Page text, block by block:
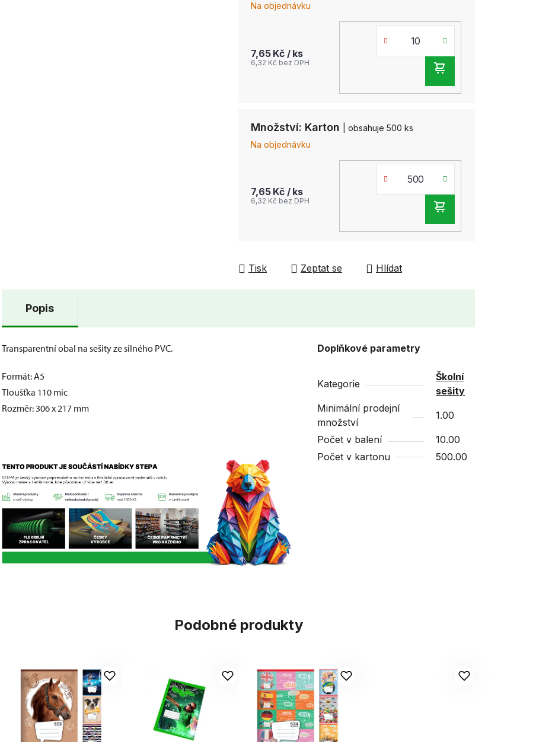
Na objednávku
7,65 Kč / ks
6,32 Kč bez DPH
KOŠÍKU
Množství: Karton
| obsahuje 500 ks
Na objednávku
7,65 Kč / ks
6,32 Kč bez DPH
KOŠÍKU
Tisk Zeptat se Hlídat
Popis
Transparentní obal na sešity ze silného PVC.
Formát: A5
Tloušťka 110 mic
Rozměr: 306 x 217 mm
Doplňkové parametry
Kategorie
Školní
sešity
Minimální prodejní
množství
1.00
Počet v balení
10.00
Počet v kartonu
500.00
Podobné produkty